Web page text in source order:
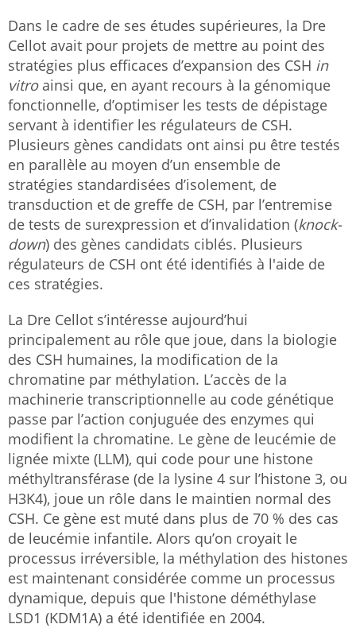
Dans le cadre de ses études supérieures, la Dre
Cellot avait pour projets de mettre au point des
stratégies plus efficaces d’expansion des CSH in
vitroainsi que, en ayant recours à la génomique
fonctionnelle, d’optimiser les tests de dépistage
servant à identifier les régulateurs de CSH.
Plusieurs gènes candidats ont ainsi pu être testés
en parallèle au moyen d’un ensemble de
stratégies standardisées d’isolement, de
transduction et de greffe de CSH, par l’entremise
de tests de surexpression et d’invalidation (knock-
down) des gènes candidats ciblés. Plusieurs
régulateurs de CSH ont été identifiés à l'aide de
ces stratégies.
La Dre Cellot s’intéresse aujourd’hui
principalement au rôle que joue, dans la biologie
des CSH humaines, la modification de la
chromatine par méthylation. L’accès de la
machinerie transcriptionnelle au code génétique
passe par l’action conjuguée des enzymes qui
modifient la chromatine. Le gène de leucémie de
lignée mixte (LLM), qui code pour une histone
méthyltransférase (de la lysine 4 sur l’histone 3, ou
H3K4), joue un rôle dans le maintien normal des
CSH. Ce gène est muté dans plus de 70 % des cas
de leucémie infantile. Alors qu’on croyait le
processus irréversible, la méthylation des histones
est maintenant considérée comme un processus
dynamique, depuis que l'histone déméthylase
LSD1 (KDM1A) a été identifiée en 2004.